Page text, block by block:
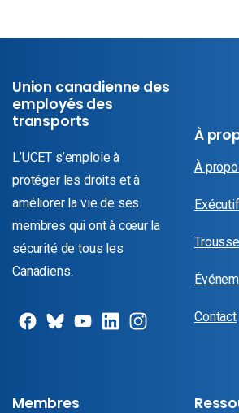
Union canadienne des
employés des
transports
L’UCET s’emploie à
protéger les droits et à
améliorer la vie de ses
membres qui ont à cœur la
sécurité de tous les
Canadiens.
À
À
Contact
Membres